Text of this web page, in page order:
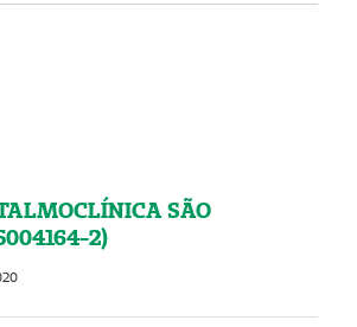
SÃO
2)